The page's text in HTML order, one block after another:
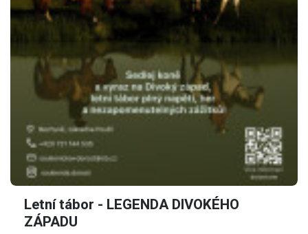
Letní tábor - LEGENDA DIVOKÉHO
ZÁPADU